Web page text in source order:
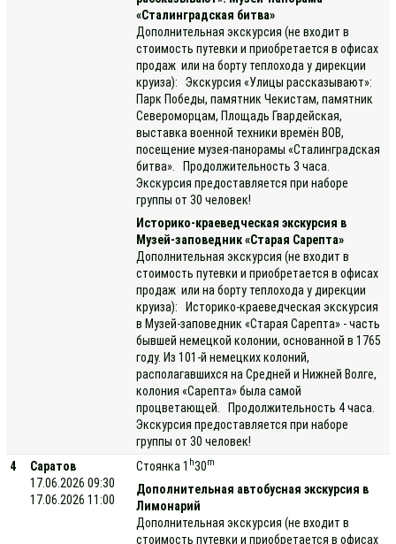
«Сталинградская битва»
Дополнительная экскурсия (не входит в
стоимость путевки и приобретается в офисах
продаж или на борту теплохода у дирекции
круиза): Экскурсия «Улицы рассказывают»:
Парк Победы, памятник Чекистам, памятник
Североморцам, Площадь Гвардейская,
выставка военной техники времён ВОВ,
посещение музея-панорамы «Сталинградская
битва». Продолжительность 3 часа.
Экскурсия предоставляется при наборе
группы от 30 человек!
Историко-краеведческая экскурсия в
Музей-заповедник «Старая Сарепта»
Дополнительная экскурсия (не входит в
стоимость путевки и приобретается в офисах
продаж или на борту теплохода у дирекции
круиза): Историко-краеведческая экскурсия
в Музей-заповедник «Старая Сарепта» - часть
бывшей немецкой колонии, основанной в 1765
году. Из 101-й немецких колоний,
располагавшихся на Средней и Нижней Волге,
колония «Сарепта» была самой
процветающей. Продолжительность 4 часа.
Экскурсия предоставляется при наборе
группы от 30 человек!
4
Саратов
17.06.2026 09:30
17.06.2026 11:00
Стоянка 1 h30m
Дополнительная автобусная экскурсия в
Лимонарий
Дополнительная экскурсия (не входит в
стоимость путевки и приобретается в офисах